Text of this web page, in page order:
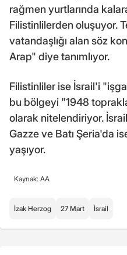
rağmen yurtlarında
Filistinlilerden oluşuyor.
vatandaşlığı alan söz
Arap" diye tanımlıyor.
Filistinliler ise İsrail'i
bu bölgeyi "1948
olarak nitelendiriyor.
Gazze ve Batı Şeria'da
yaşıyor.
Kaynak: AA
İzak Herzog 27 Mart İsrail